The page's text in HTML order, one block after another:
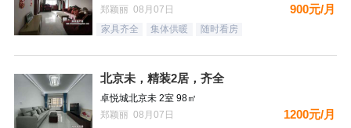
郑颖丽 08月07日
900元/月
家具齐全 集体供暖 随时看房
北京未，精装2居，齐全
卓悦城北京未 2室 98㎡
郑颖丽 08月07日
1200元/月